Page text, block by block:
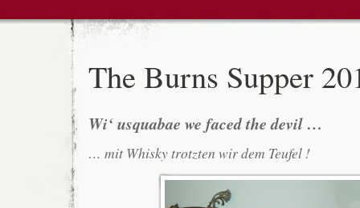
The Burns Supper
Wi‘ usquabae we faced the devil …
… mit Whisky trotzten wir dem Teufel !